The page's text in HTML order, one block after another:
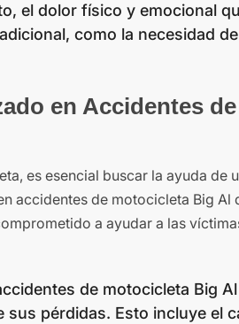
el dolor físico y emocional
como la necesidad
en Accidentes de
es esencial buscar la ayuda de
accidentes de motocicleta Big Al
a ayudar a las
de motocicleta Big
pérdidas. Esto incluye el